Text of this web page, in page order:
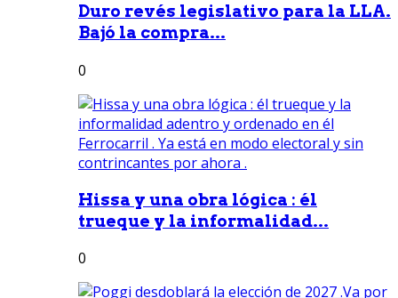
Duro revés legislativo para la LLA.
Bajó la compra...
0
Hissa y una obra lógica : él
trueque y la informalidad...
0